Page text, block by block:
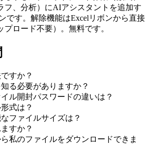
フ、分析）にAIアシスタントを追加す
です。解除機能はExcelリボンから直接
プロード不要）。無料です。
すか？
る必要がありますか？
ル開封パスワードの違いは？
式は？
ファイルサイズは？
すか？
私のファイルをダウンロードできま